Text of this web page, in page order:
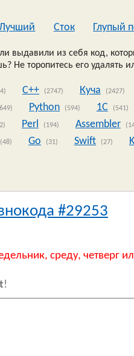
Сток Глупый
выдавили из себя код,
Не торопитесь его удалять
C++ (2747) Куча (2427)
Python (594) 1C (541)
Perl (194) Assembler
(48) Go (31) Swift (27)
#29253
среду, четверг
!